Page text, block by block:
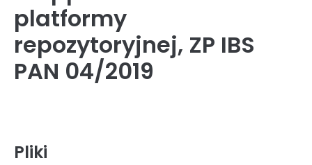
Struktura organizacyjna
Rada Naukowa
platformy
repozytoryjnej, ZP IBS
PAN 04/2019
Pliki